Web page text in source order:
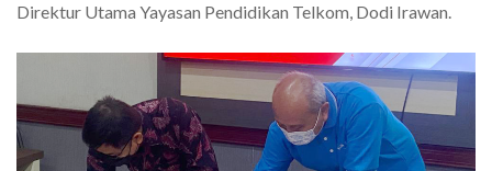
Direktur Utama Yayasan Pendidikan Telkom, Dodi Irawan.